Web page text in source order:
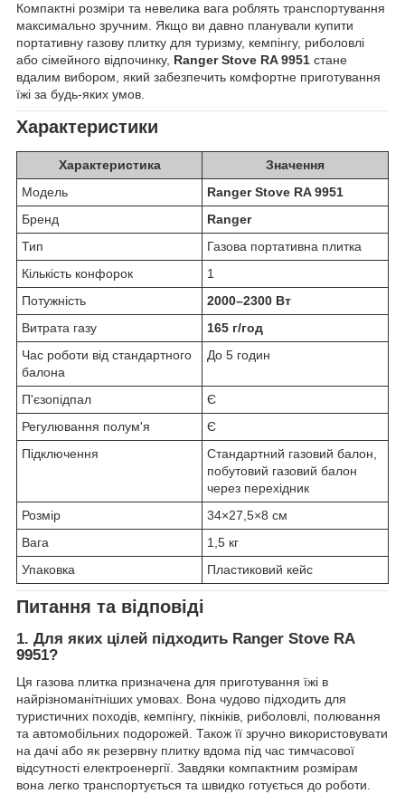
Компактні розміри та невелика вага роблять транспортування
максимально зручним. Якщо ви давно планували купити
портативну газову плитку для туризму, кемпінгу, риболовлі
або сімейного відпочинку, Ranger Stove RA 9951 стане
вдалим вибором, який забезпечить комфортне приготування
їжі за будь-яких умов.
Характеристики
Характеристика
Значення
Модель
Ranger Stove RA 9951
Бренд
Ranger
Тип
Газова портативна плитка
Кількість конфорок
1
Потужність
2000–2300 Вт
Витрата газу
165 г/год
Час роботи від стандартного
балона
До 5 годин
П'єзопідпал
Є
Регулювання полум'я
Є
Підключення
Стандартний газовий балон,
побутовий газовий балон
через перехідник
Розмір
34×27,5×8 см
Вага
1,5 кг
Упаковка
Пластиковий кейс
Питання та відповіді
1. Для яких цілей підходить Ranger Stove RA
9951?
Ця газова плитка призначена для приготування їжі в
найрізноманітніших умовах. Вона чудово підходить для
туристичних походів, кемпінгу, пікніків, риболовлі, полювання
та автомобільних подорожей. Також її зручно використовувати
на дачі або як резервну плитку вдома під час тимчасової
відсутності електроенергії. Завдяки компактним розмірам
вона легко транспортується та швидко готується до роботи.